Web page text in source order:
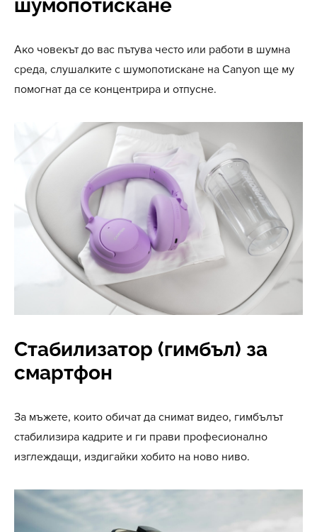
шумопотискане
Ако човекът до вас пътува често или работи в шумна
среда, слушалките с шумопотискане на Canyon ще му
помогнат да се концентрира и отпусне.
Стабилизатор (гимбъл) за
смартфон
За мъжете, които обичат да снимат видео, гимбълът
стабилизира кадрите и ги прави професионално
изглеждащи, издигайки хобито на ново ниво.